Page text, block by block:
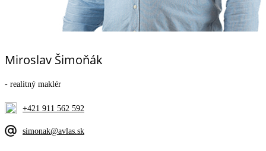
Miroslav Šimoňák
- realitný maklér
+421 911 562 592
simonak@avlas.sk